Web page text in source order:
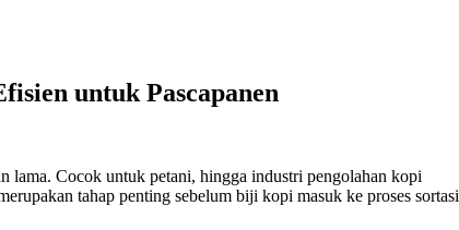
untuk Pascapanen
lama. Cocok untuk petani, hingga industri pengolahan kopi
tahap penting sebelum biji kopi masuk ke proses sortasi